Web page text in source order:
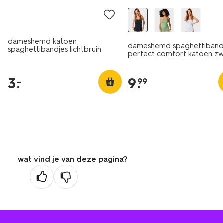
dameshemd katoen
spaghettibandjes lichtbruin
3.
–
dameshemd
perfect comfort katoen
9.
99
wat vind je van deze pagina?